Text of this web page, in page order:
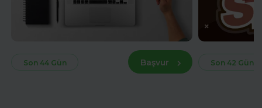
Son 44 Gün Başvur Son 42 Gün